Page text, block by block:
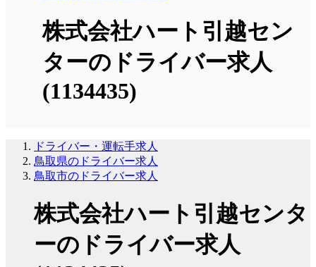
株式会社ハート引越セン
ターのドライバー求人
(1134435)
ドライバー・運転手求人
鳥取県のドライバー求人
鳥取市のドライバー求人
株式会社ハート引越センタ
ーのドライバー求人